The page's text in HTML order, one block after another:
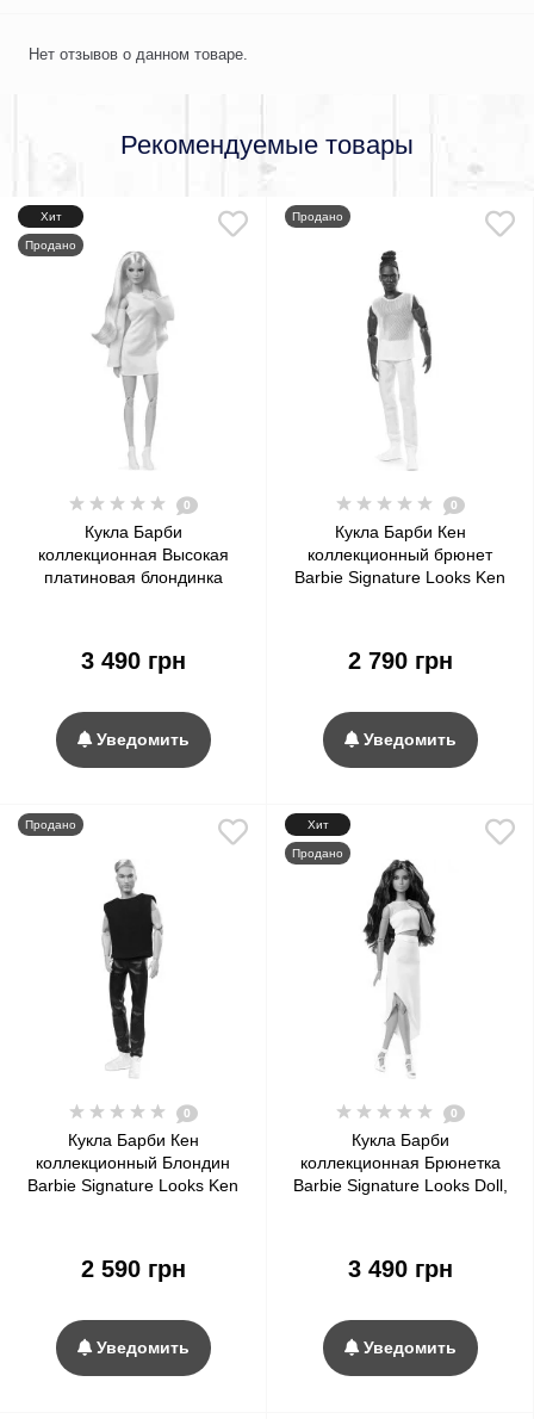
Нет отзывов о данном товаре.
Рекомендуемые товары
Хит
Продано
0
Кукла Барби
коллекционная Высокая
платиновая блондинка
3 490 грн
Уведомить
Продано
0
Кукла Барби Кен
коллекционный брюнет
Barbie Signature Looks Ken
2 790 грн
Уведомить
Продано
0
Кукла Барби Кен
коллекционный Блондин
Barbie Signature Looks Ken
2 590 грн
Уведомить
Хит
Продано
0
Кукла Барби
коллекционная Брюнетка
Barbie Signature Looks Doll,
3 490 грн
Уведомить